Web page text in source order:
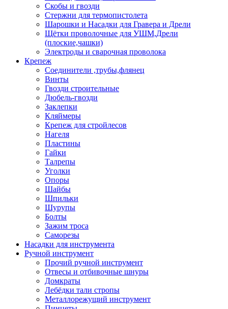
Скобы и гвозди
Стержни для термопистолета
Шарошки и Насадки для Гравера и Дрели
Щётки проволочные для УШМ,Дрели
(плоские,чашки)
Электроды и сварочная проволока
Крепеж
Соединители ,трубы,флянец
Винты
Гвозди строительные
Дюбель-гвозди
Заклепки
Кляймеры
Крепеж для стройлесов
Нагеля
Пластины
Гайки
Талрепы
Уголки
Опоры
Шайбы
Шпильки
Шурупы
Болты
Зажим троса
Саморезы
Насадки для инструмента
Ручной инструмент
Прочий ручной инструмент
Отвесы и отбивочные шнуры
Домкраты
Лебёдки тали стропы
Металлорежущий инструмент